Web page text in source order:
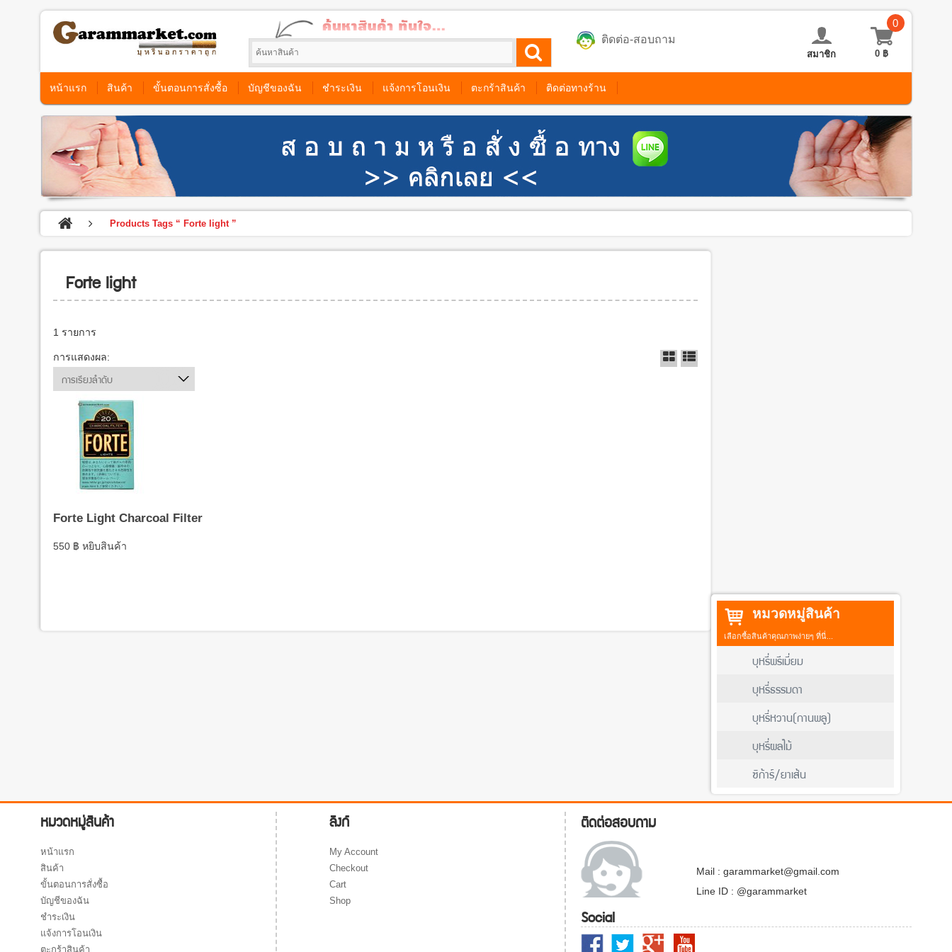
ติดต่อ-สอบถาม
0
0 ฿
สมาชิก
หน้าแรก สินค้า ขั้นตอนการสั่งซื้อ บัญชีของฉัน ชำระเงิน แจ้งการโอนเงิน ตะกร้าสินค้า ติดต่อทางร้าน
Products Tags “ Forte light ”
Forte light
1 รายการ
การแสดงผล:
การเรียงลำดับ
Forte Light Charcoal Filter
550 ฿ หยิบสินค้า
หมวดหมู่สินค้า
เลือกซื้อสินค้าคุณภาพง่ายๆ ที่นี่...
บุหรี่พรีเมี่ยม
บุหรี่ธรรมดา
บุหรี่หวาน(กานพลู)
บุหรี่ผลไม้
ซิก้าร์/ยาเส้น
หมวดหมู่สินค้า
หน้าแรก
สินค้า
ขั้นตอนการสั่งซื้อ
บัญชีของฉัน
ชำระเงิน
แจ้งการโอนเงิน
ตะกร้าสินค้า
ลิงก์
My Account
Checkout
Cart
Shop
ติดต่อสอบถาม
Mail : garammarket@gmail.com
Line ID : @garammarket
Social